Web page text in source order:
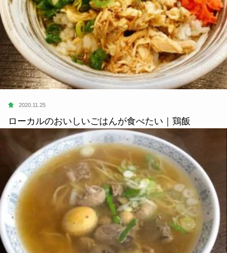
食 2020.11.25
ローカルのおいしいごはんが食べたい｜鶏飯